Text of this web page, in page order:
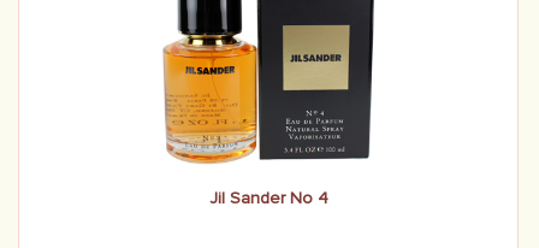
Jil Sander No 4